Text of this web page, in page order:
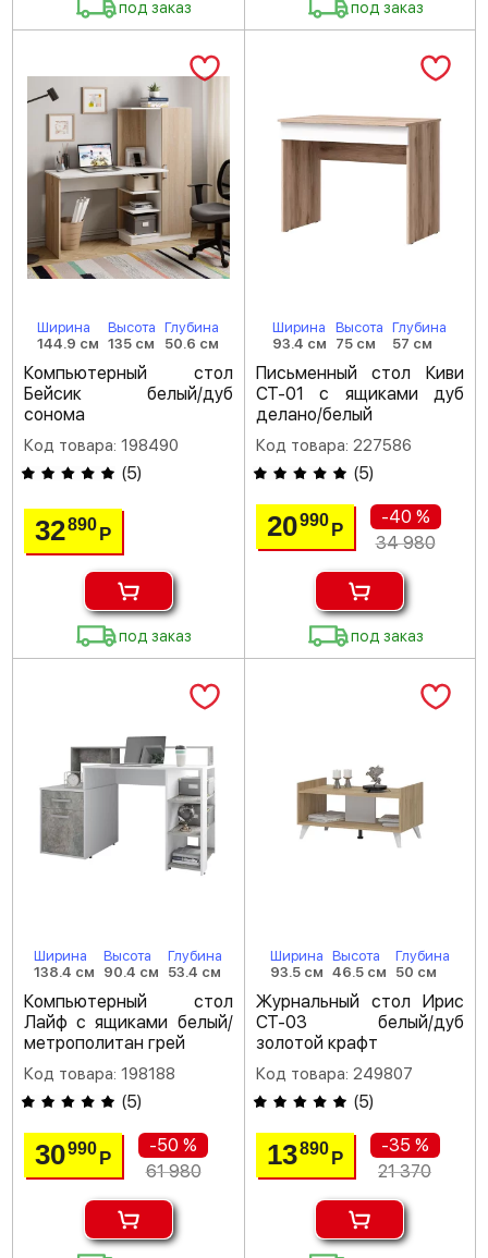
под заказ под заказ
Ширина
144.9 см
Высота
135 см
Глубина
50.6 см
Компьютерный стол
Бейсик белый/дуб
сонома
Код товара: 198490
(5)
32890Р
под заказ
Ширина
93.4 см
Высота
75 см
Глубина
57 см
Письменный стол Киви
СТ-01 с ящиками дуб
делано/белый
Код товара: 227586
(5)
20990 Р
-40 %
34 980
под заказ
Ширина
138.4 см
Высота
90.4 см
Глубина
53.4 см
Компьютерный стол
Лайф с ящиками белый/
метрополитан грей
Код товара: 198188
(5)
30990Р
-50 %
61 980
Ширина
93.5 см
Высота
46.5 см
Глубина
50 см
Журнальный стол Ирис
СТ-03 белый/дуб
золотой крафт
Код товара: 249807
(5)
13890 Р
-35 %
21 370